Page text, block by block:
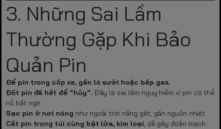
3. Những Sai Lầm
Thường Gặp Khi Bảo
Quản Pin
Để pin trong cốp xe, gần lò sưởi hoặc bếp gas.
Đốt pin đã hết để “hủy”.Đây là sai lầm nguy hiểm vì pin có thể
nổ bất ngờ.
Sạc pin ở nơi nóng như ngoài trời nắng gắt, gần nguồn nhiệt.
Cất pin trong túi cùng bật lửa, kim loại, dễ gây đoản mạch.